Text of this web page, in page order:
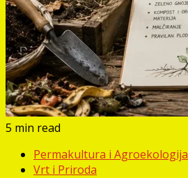
5 min read
Permakultura i Agroekologija
Vrt i Priroda